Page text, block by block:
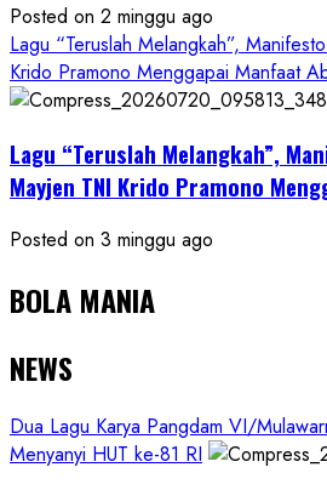
Posted on 2 minggu ago
Lagu “Teruslah Melangkah”,
Krido Pramono Menggapai Manfaat
Lagu “Teruslah Melangkah”,
Mayjen TNI Krido Pramono
Posted on 3 minggu ago
BOLA MANIA
NEWS
Dua Lagu Karya Pangdam VI/
Menyanyi HUT ke-81 RI